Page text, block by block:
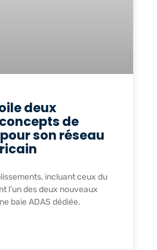
deux
de
son réseau
incluant ceux du
l’un des deux nouveaux
baie ADAS dédiée.